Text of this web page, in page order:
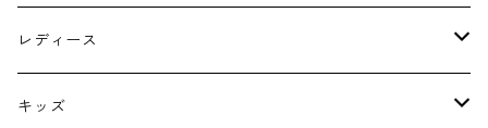
トップス
ボトムス
レディース
トップス
キッズ